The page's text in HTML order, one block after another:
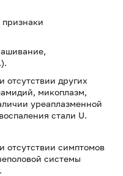
других
микоплазм,
уреаплазменной
стали U.
симптомов
системы